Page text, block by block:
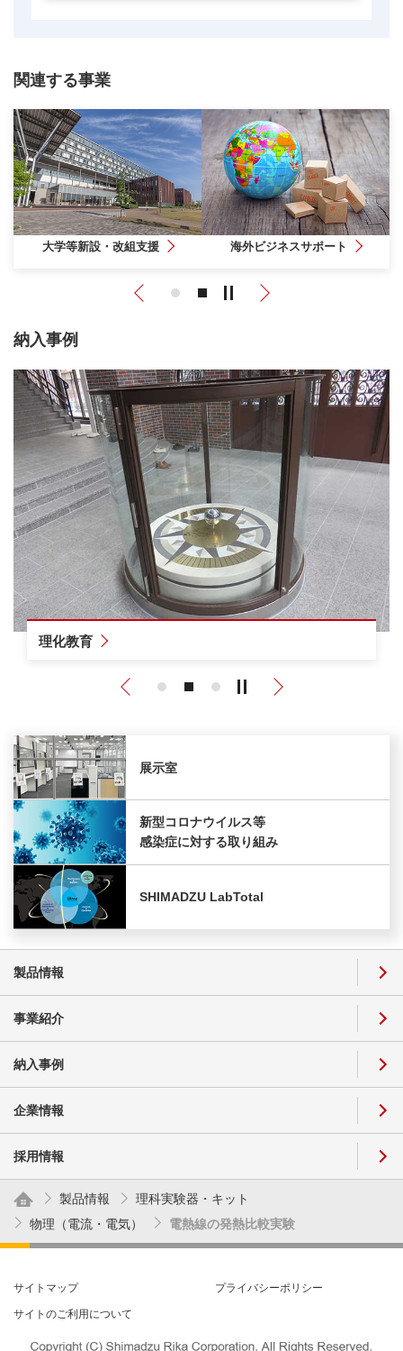
関連する事業
大学等新設・改組支援 海外ビジネスサポート
Previous
納入事例
理化教育
Previous
展示室
新型コロナウイルス等
感染症に対する取り組み
SHIMADZU LabTotal
製品情報
事業紹介
納入事例
企業情報
採用情報
製品情報
理科実験器・キット
物理（電流・電気）
電熱線の発熱比較実験
サイトマップ プライバシーポリシー
サイトのご利用について